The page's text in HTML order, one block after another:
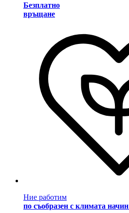
Безплатно
връщане
Ние работим
по съобразен с климата начин